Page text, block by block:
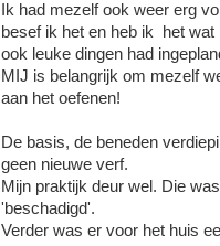
Ik had mezelf ook weer erg
besef ik het en heb ik het
ook leuke dingen had
MIJ is belangrijk om mezelf
aan het oefenen!
De basis, de beneden
geen nieuwe verf.
Mijn praktijk deur wel. Die
'beschadigd'.
Verder was er voor het huis